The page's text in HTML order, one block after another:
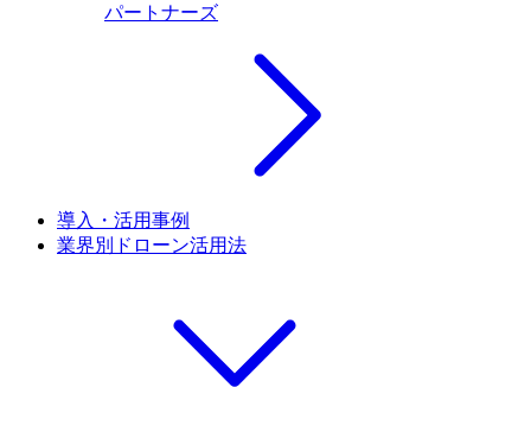
パートナーズ
導入・活用事例
業界別ドローン活用法